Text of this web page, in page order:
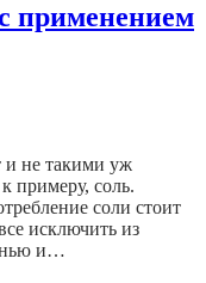
применением
не такими уж
примеру, соль.
соли стоит
исключить из
и…